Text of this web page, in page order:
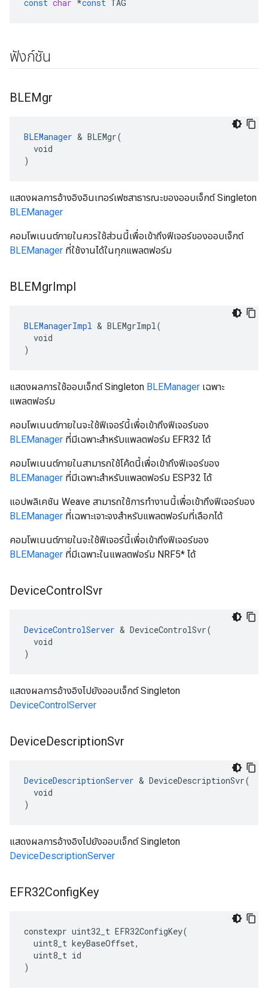
const char *const TAG
ฟังก์ชัน
BLEMgr
BLEManager & BLEMgr(
  void
)
แสดงผลการอ้างอิงอินเทอร์เฟซสาธารณะของออบเจ็กต์ Singleton
BLEManager
คอมโพเนนต์ภายในควรใช้ส่วนนี้เพื่อเข้าถึงฟีเจอร์ของออบเจ็กต์
BLEManager ที่ใช้งานได้ในทุกแพลตฟอร์ม
BLEMgrImpl
BLEManagerImpl & BLEMgrImpl(
  void
)
แสดงผลการใช้ออบเจ็กต์ Singleton BLEManager เฉพาะ
แพลตฟอร์ม
คอมโพเนนต์ภายในจะใช้ฟีเจอร์นี้เพื่อเข้าถึงฟีเจอร์ของ
BLEManager ที่มีเฉพาะสําหรับแพลตฟอร์ม EFR32 ได้
คอมโพเนนต์ภายในสามารถใช้โค้ดนี้เพื่อเข้าถึงฟีเจอร์ของ
BLEManager ที่มีเฉพาะสําหรับแพลตฟอร์ม ESP32 ได้
แอปพลิเคชัน Weave สามารถใช้การทำงานนี้เพื่อเข้าถึงฟีเจอร์ของ
BLEManager ที่เฉพาะเจาะจงสำหรับแพลตฟอร์มที่เลือกได้
คอมโพเนนต์ภายในจะใช้ฟีเจอร์นี้เพื่อเข้าถึงฟีเจอร์ของ
BLEManager ที่มีเฉพาะในแพลตฟอร์ม NRF5* ได้
DeviceControlSvr
DeviceControlServer & DeviceControlSvr(
  void
)
แสดงผลการอ้างอิงไปยังออบเจ็กต์ Singleton
DeviceControlServer
DeviceDescriptionSvr
DeviceDescriptionServer & DeviceDescriptionSvr(
  void
)
แสดงผลการอ้างอิงไปยังออบเจ็กต์ Singleton
DeviceDescriptionServer
EFR32ConfigKey
constexpr uint32_t EFR32ConfigKey(
uint8_t keyBaseOffset,
uint8_t id
)